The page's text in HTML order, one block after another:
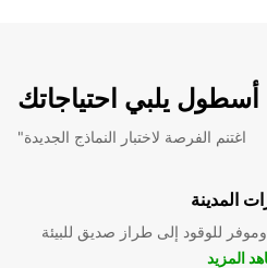
أسطول يلبي احتياجاتك
"اغتنم الفرصة لاختبار النماذج الجديدة
المدينة
للوقود إلى طراز صديق للبيئة
المزيد